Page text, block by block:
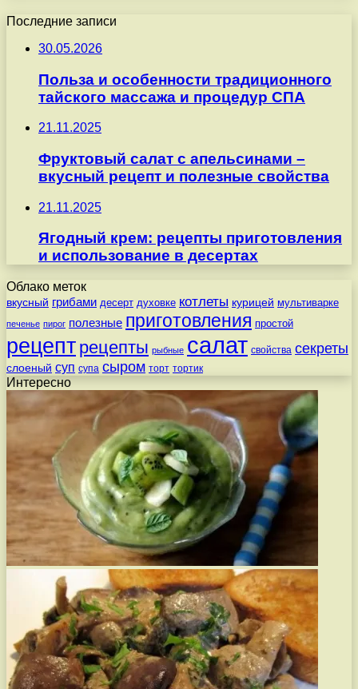
Последние записи
30.05.2026
Польза и особенности традиционного
тайского массажа и процедур СПА
21.11.2025
Фруктовый салат с апельсинами –
вкусный рецепт и полезные свойства
21.11.2025
Ягодный крем: рецепты приготовления
и использование в десертах
Облако меток
вкусный грибами десерт духовке котлеты курицей мультиварке
печенье пирог полезные приготовления простой
рецепт рецепты рыбные салат свойства секреты
слоеный суп супа сыром торт тортик
Интересно